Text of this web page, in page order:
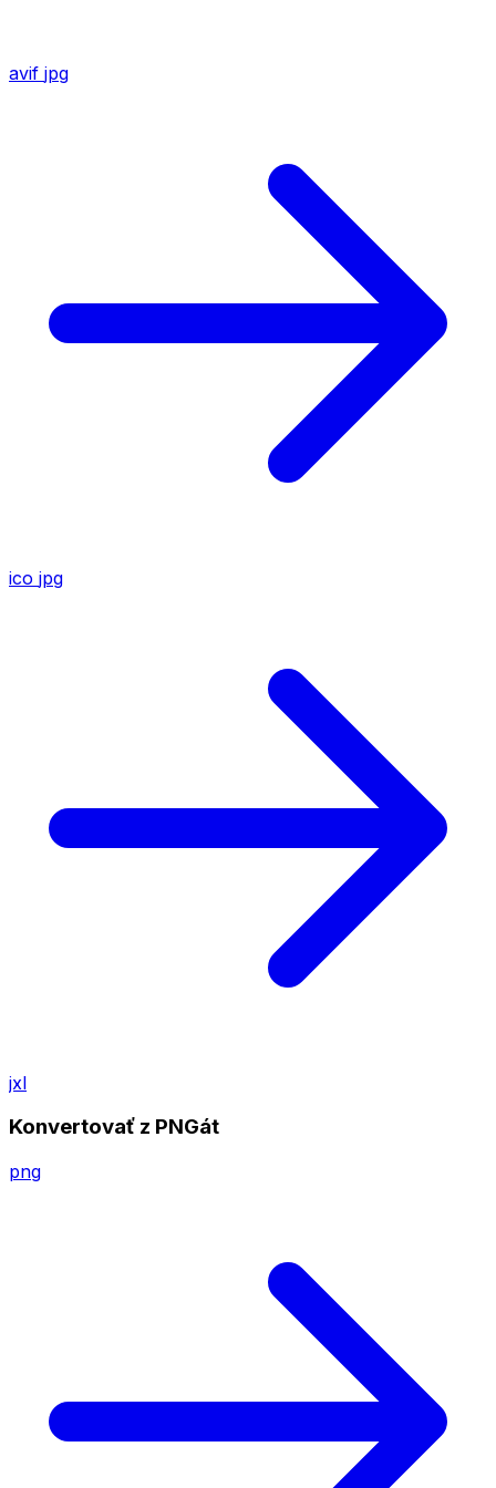
avif jpg
ico jpg
jxl
Konvertovať z PNGát
png